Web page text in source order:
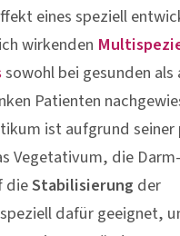
Patienten
ist aufgrund seiner
Vegetativum, die
die Stabilisierungder
dafür geeignet,
Zustände,
Symptome und
zu nehmen.